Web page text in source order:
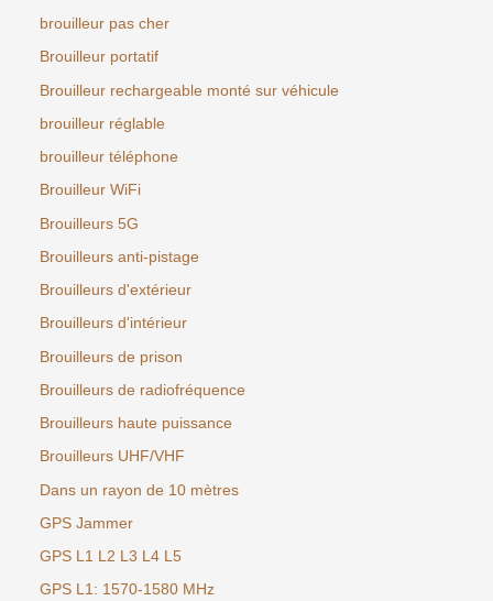
brouilleur pas cher
Brouilleur portatif
Brouilleur rechargeable monté sur véhicule
brouilleur réglable
brouilleur téléphone
Brouilleur WiFi
Brouilleurs 5G
Brouilleurs anti-pistage
Brouilleurs d'extérieur
Brouilleurs d'intérieur
Brouilleurs de prison
Brouilleurs de radiofréquence
Brouilleurs haute puissance
Brouilleurs UHF/VHF
Dans un rayon de 10 mètres
GPS Jammer
GPS L1 L2 L3 L4 L5
GPS L1: 1570-1580 MHz